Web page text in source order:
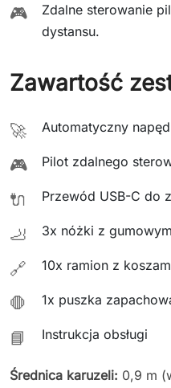
🎮
Zdalne sterowanie
dystansu.
Zawartość
🚀 Automatyczny
🎮 Pilot zdalnego
🔌 Przewód USB-C do
🦶 3x nóżki z
🔗 10x ramion z
🛑 1x puszka
📘 Instrukcja obsługi
Średnica karuzeli: 0,9 m